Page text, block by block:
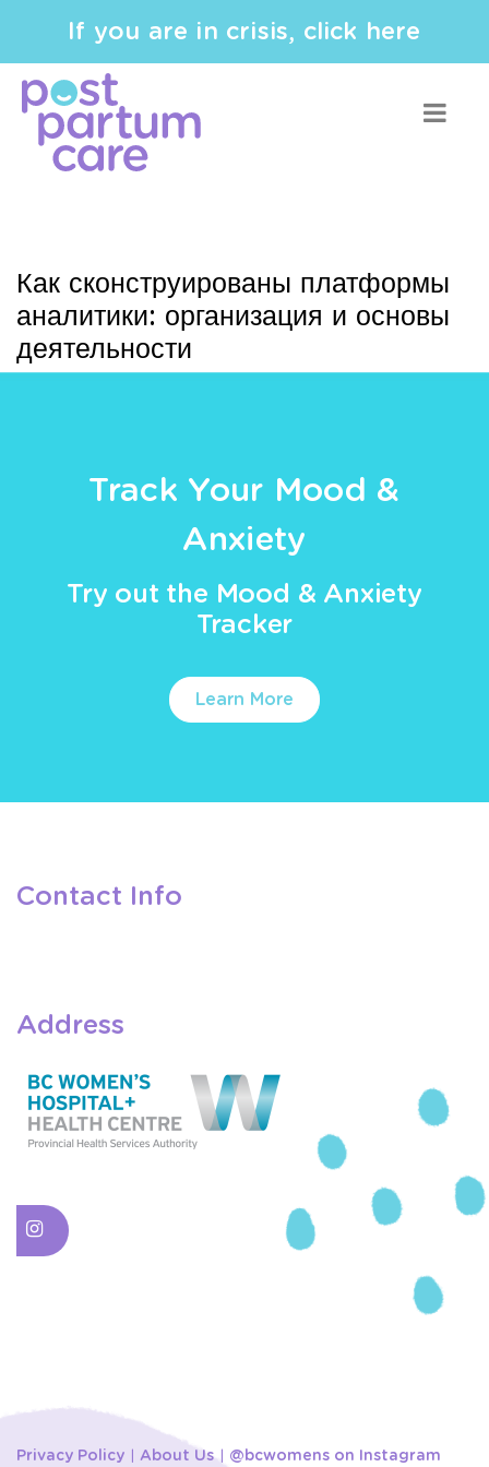
If you are in crisis, click here
Как сконструированы платформы
аналитики: организация и основы
деятельности
Track Your Mood &
Anxiety
Try out the Mood & Anxiety
Tracker
Learn More
Contact Info
Address
Privacy Policy About Us @bcwomens on Instagram